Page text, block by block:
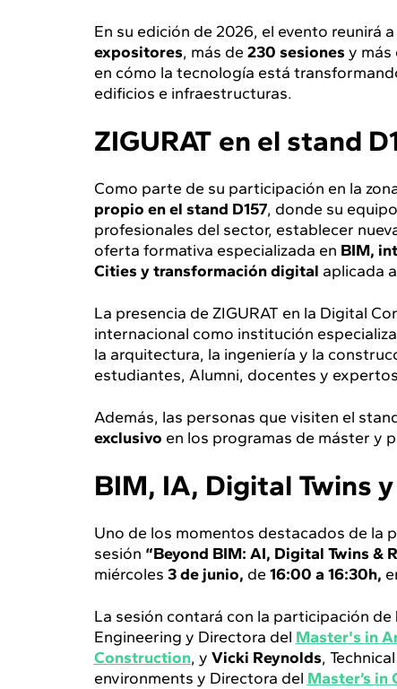
En su edición de 2026, el evento reunirá
expositores, más de 230 sesiones y más
en cómo la tecnología está
edificios e infraestructuras.
ZIGURAT en el stand
Como parte de su participación en la
propio en el stand D157, donde su
profesionales del sector, establecer
oferta formativa especializada en BIM,
Cities y transformación digital aplicada
La presencia de ZIGURAT en la Digital
internacional como institución
la arquitectura, la ingeniería y la
estudiantes, Alumni, docentes y
Además, las personas que visiten el
exclusivo en los programas de máster y
BIM, IA, Digital Twins
Uno de los momentos destacados de la
sesión “Beyond BIM: AI, Digital Twins &
miércoles 3 de junio, de 16:00 a 16:30h,
La sesión contará con la participación de
Engineering y Directora del Master's in
Construction, y Vicki Reynolds,
environments y Directora del Master’s in